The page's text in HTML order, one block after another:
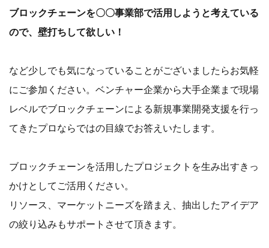
ブロックチェーンを〇〇事業部で活用しようと考えている
ので、壁打ちして欲しい！
など少しでも気になっていることがございましたらお気軽
にご参加ください。ベンチャー企業から大手企業まで現場
レベルでブロックチェーンによる新規事業開発支援を行っ
てきたプロならではの目線でお答えいたします。
ブロックチェーンを活用したプロジェクトを生み出すきっ
かけとしてご活用ください。
リソース、マーケットニーズを踏まえ、抽出したアイデア
の絞り込みもサポートさせて頂きます。